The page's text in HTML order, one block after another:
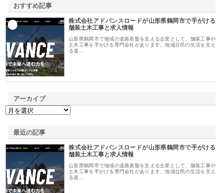
おすすめ記事
株式会社アドバンスロードが山形県鶴岡市で手がける
舗装土木工事と求人情報
山形県鶴岡市で地域の道路基盤を支える企業として、舗装工事や
土木工事を手がける専門会社があります。地域住民の生活を支え
る道…
アーカイブ
最近の記事
株式会社アドバンスロードが山形県鶴岡市で手がける
舗装土木工事と求人情報
山形県鶴岡市で地域の道路基盤を支える企業として、舗装工事や
土木工事を手がける専門会社があります。地域住民の生活を支え
る道…